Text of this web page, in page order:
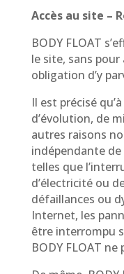
Accès au site –
BODY FLOAT
le site, sans
obligation d’y
Il est précisé
d’évolution, de
autres raisons
indépendante de
telles que
d’électricité ou
défaillances ou
Internet, les
être interrompu
BODY FLOAT